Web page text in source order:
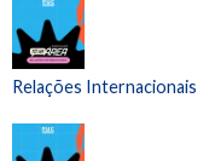
Relações Internacionais